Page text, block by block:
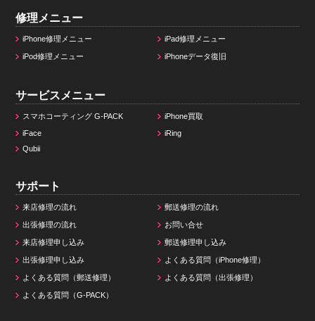
修理メニュー
iPhone修理メニュー iPad修理メニュー
iPod修理メニュー iPhoneデータ復旧
サービスメニュー
スマホコーティング G-PACK
iPhone買取
iFace
iRing
Qubii
サポート
来店修理の流れ 郵送修理の流れ
出張修理の流れ お問い合せ
来店修理申し込み 郵送修理申し込み
出張修理申し込み よくある質問（iPhone修理）
よくある質問（郵送修理） よくある質問（出張修理）
よくある質問（G-PACK）